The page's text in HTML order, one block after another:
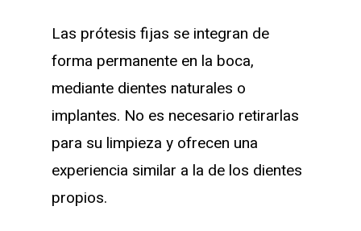
Las prótesis fijas se integran de
forma permanente en la boca,
mediante dientes naturales o
implantes. No es necesario retirarlas
para su limpieza y ofrecen una
experiencia similar a la de los dientes
propios.